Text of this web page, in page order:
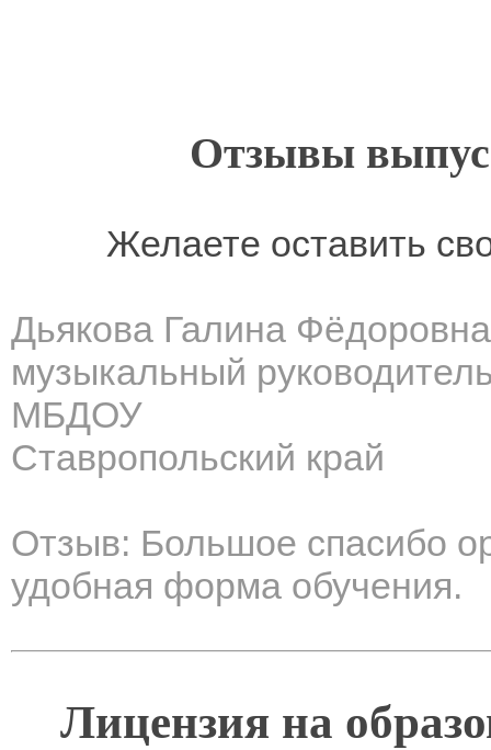
Отзывы
Желаете оставить
Дьякова Галина Фёдоровна
музыкальный
МБДОУ
Ставропольский край
Отзыв: Большое спасибо
удобная форма обучения.
Лицензия на